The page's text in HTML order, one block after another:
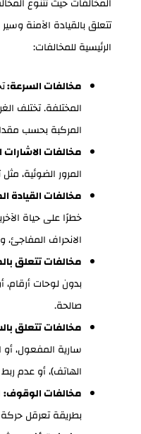
تتعلق بالقيادة الآمنة
الرئيسية للمخالفات:
مخالفات السرعة:
المختلفة. تختلف
المركبة بحسب
مخالفات الاشارات
المرور الضوئية،
مخالفات القيادة
خطرًا على حياة
الانحراف
مخالفات تتعلق
بدون لوحات أرقام،
صالحة.
مخالفات تتعلق
سارية المفعول،
الهاتف)، أو عدم
مخالفات الوقوف:
بطريقة تعرقل حركة